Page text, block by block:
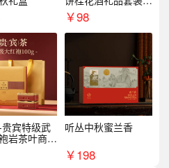
AL1377
￥98
宾特级武
岩茶叶商务
节送长辈1
听丛中秋蜜兰香
￥198